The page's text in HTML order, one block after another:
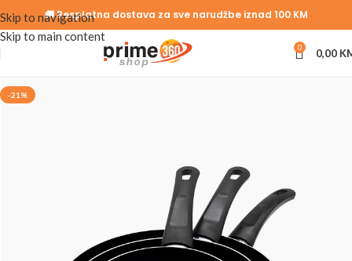
Skip to navigation
Skip to main content
🚚 Besplatna dostava za sve narudžbe iznad 100 KM
0 0,00
-21%